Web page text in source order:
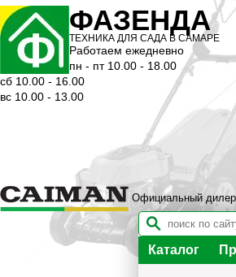
ФАЗЕНДА
ТЕХНИКА ДЛЯ САДА В САМАРЕ
Работаем ежедневно
пн - пт 10.00 - 18.00
сб 10.00 - 16.00
вс 10.00 - 13.00
Официальный
Каталог